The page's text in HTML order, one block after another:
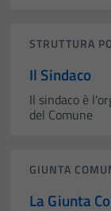
STRUTTURA
Il Sindaco
Il sindaco è
del Comune
GIUNTA
La Giunta